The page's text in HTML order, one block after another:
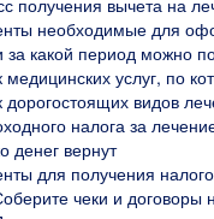
необходимые для
за какой период можно
медицинских услуг, по
дорогостоящих видов
налога за
денег вернут
для получения
чеки и договоры